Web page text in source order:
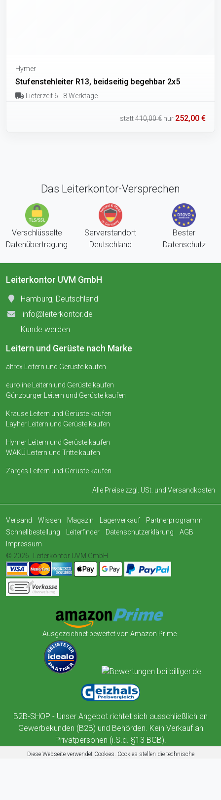
Hymer
Stufenstehleiter R13, beidseitig begehbar 2x5
Lieferzeit 6 - 8 Werktage
statt410,00 € nur 252,00 €
Das Leiterkontor-Versprechen
Verschlüsselte
Datenübertragung
Serverstandort
Deutschland
Bester
Datenschutz
Leiterkontor UVM GmbH
Hamburg, Deutschland
info@leiterkontor.de
Kunde werden
Leitern und Gerüste nach Marke
altrex Leitern und Gerüste kaufen
euroline Leitern und Gerüste kaufen
Günzburger Leitern und Gerüste kaufen
Krause Leitern und Gerüste kaufen
Layher Leitern und Gerüste kaufen
Hymer Leitern und Gerüste kaufen
WAKÜ Leitern und Tritte kaufen
Zarges Leitern und Gerüste kaufen
Alle Preise zzgl. USt. und Versandkosten
Versand Wissen Magazin Lagerverkauf
Partnerprogramm
Schnellbestellung
Leiterfinder Datenschutzerklärung
AGB
Impressum
© 2026
Leiterkontor UVM GmbH
Ausgezeichnet bewertet von Amazon Prime
B2B-SHOP - Unser Angebot richtet sich ausschließlich an
Gewerbekunden (B2B) und Behörden. Kein Verkauf an
Privatpersonen (i.S.d. §13 BGB).
Diese Webseite verwendet Cookies. Cookies stellen die technische